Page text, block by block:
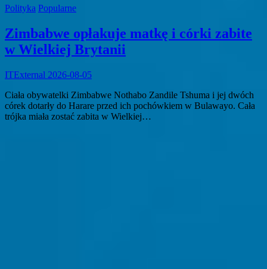
Polityka Popularne
Zimbabwe opłakuje matkę i córki zabite
w Wielkiej Brytanii
ITExternal 2026-08-05
Ciała obywatelki Zimbabwe Nothabo Zandile Tshuma i jej dwóch
córek dotarły do Harare przed ich pochówkiem w Bulawayo. Cała
trójka miała zostać zabita w Wielkiej…